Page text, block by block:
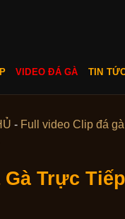
VIDEO ĐÁ GÀ TIN
- Full video Clip đá
Trực